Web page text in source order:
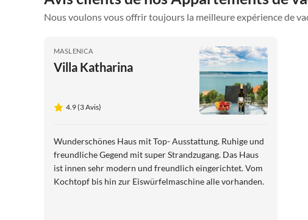
Nous voulons vous offrir toujours la meilleure expérience de
MASLENICA
Villa Katharina
4.9 (3 Avis)
Wunderschönes Haus mit Top- Ausstattung. Ruhige und
freundliche Gegend mit super Strandzugang. Das Haus
ist innen sehr modern und freundlich eingerichtet. Vom
Kochtopf bis hin zur Eiswürfelmaschine alle vorhanden.